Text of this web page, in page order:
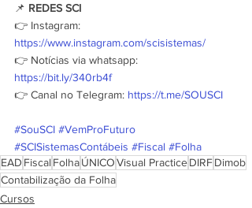
📌 REDES SCI
👉 Instagram:
https://www.instagram.com/scisistemas/
👉 Notícias via whatsapp:
https://bit.ly/340rb4f
👉 Canal no Telegram: https://t.me/SOUSCI
#SouSCI #VemProFuturo
#SCISistemasContábeis #Fiscal #Folha
EAD Fiscal FolhaÚNICOVisual PracticeDIRFDimob
Contabilização da Folha
Cursos